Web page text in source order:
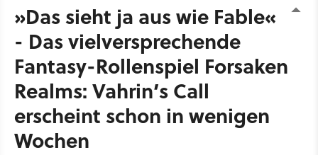
»Das sieht ja aus wie Fable«
- Das vielversprechende
Fantasy-Rollenspiel Forsaken
Realms: Vahrin’s Call
erscheint schon in wenigen
Wochen